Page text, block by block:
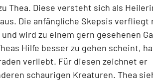
Thea. Diese versteht sich als
Die anfängliche Skepsis verfliegt
wird zu einem gern gesehenen
Hilfe besser zu gehen scheint,
verliebt. Für diesen zeichnet er
schaurigen Kreaturen. Thea